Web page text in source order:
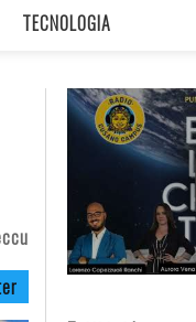
TECNOLOGIA